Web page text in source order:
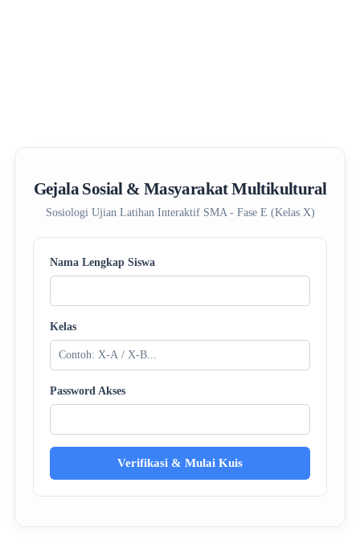
Gejala Sosial & Masyarakat Multikultural
Sosiologi Ujian Latihan Interaktif SMA - Fase E (Kelas X)
Nama Lengkap Siswa
Kelas
Password Akses
Verifikasi & Mulai Kuis